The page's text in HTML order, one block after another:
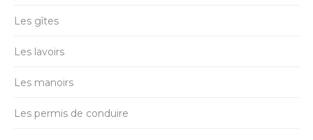
Les gîtes
Les lavoirs
Les manoirs
Les permis de conduire